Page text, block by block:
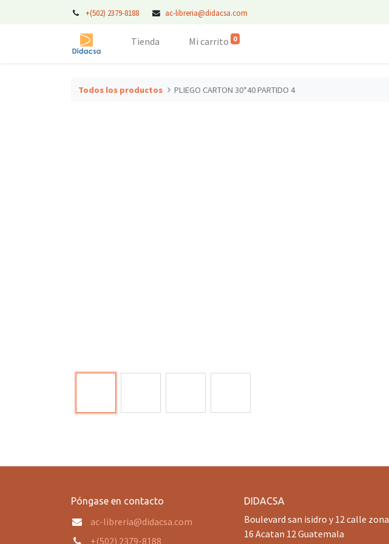
+(502) 2379-8188 ac-libreria@didacsa.com
Tienda Mi carrito 0
Todos los productos PLIEGO CARTON 30*40 PARTIDO 4
Póngase en contacto
ac-libreria@didacsa.com
+(502) 2379-8188
DIDACSA
Boulevard san isidro y 12 calle zona
16 Acatan 12 Guatemala